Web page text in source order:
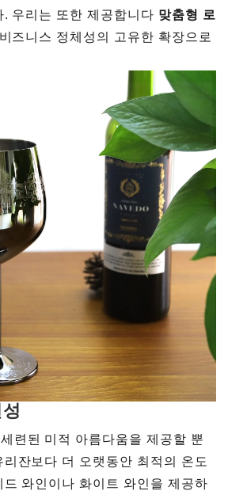
우리는 또한 제공합니다 맞춤형 로
즈니스 정체성의 고유한 확장으로
련된 미적 아름다움을 제공할 뿐
잔보다 더 오랫동안 최적의 온도
드 와인이나 화이트 와인을 제공하